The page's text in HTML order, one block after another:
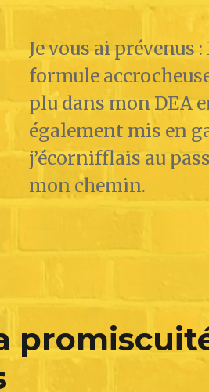
Je vous ai prévenus
formule
plu dans mon DEA
également mis en
j’écornifflais au
mon chemin.